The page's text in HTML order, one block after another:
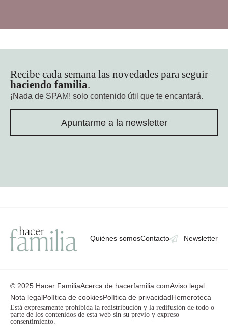
Recibe cada semana las novedades para seguir
haciendo familia.
¡Nada de SPAM! solo contenido útil que te encantará.
Apuntarme a la newsletter
Quiénes somosContacto Newsletter
© 2025 Hacer FamiliaAcerca de hacerfamilia.comAviso legal
Nota legalPolítica de cookiesPolítica de privacidadHemeroteca
Está expresamente prohibida la redistribución y la redifusión de todo o
parte de los contenidos de esta web sin su previo y expreso
consentimiento.